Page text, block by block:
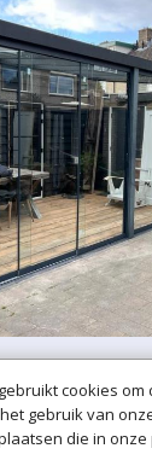
cookies
gebruik van
die in